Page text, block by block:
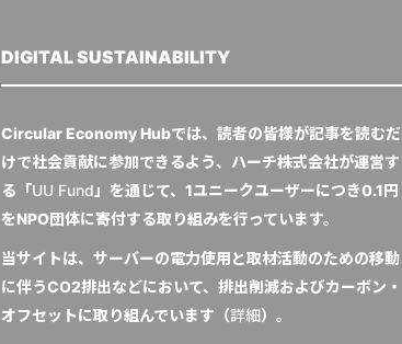
DIGITAL SUSTAINABILITY
Circular Economy Hubでは、読者の皆様が記事を読むだ
けで社会貢献に参加できるよう、ハーチ株式会社が運営す
る「UU Fund」を通じて、1ユニークユーザーにつき0.1円
をNPO団体に寄付する取り組みを行っています。
当サイトは、サーバーの電力使用と取材活動のための移動
に伴うCO2排出などにおいて、排出削減およびカーボン・
オフセットに取り組んでいます（詳細）。